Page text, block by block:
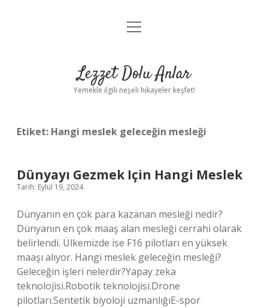
Anasayfa
Yasal Uyarı
menüyü
Lezzet Dolu Anlar
Yemekle ilgili neşeli hikayeler keşfet!
Etiket: Hangi meslek geleceğin mesleği
Dünyayı Gezmek Için Hangi Meslek
Tarih: Eylül 19, 2024
Dünyanın en çok para kazanan mesleği nedir?
Dünyanın en çok maaş alan mesleği cerrahi olarak
belirlendi. Ülkemizde ise F16 pilotları en yüksek
maaşı alıyor. Hangi meslek geleceğin mesleği?
Geleceğin işleri nelerdir?Yapay zeka
teknolojisi.Robotik teknolojisi.Drone
pilotları.Sentetik biyoloji uzmanlığıE-spor